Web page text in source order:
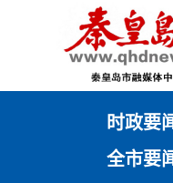
时政要
全市要